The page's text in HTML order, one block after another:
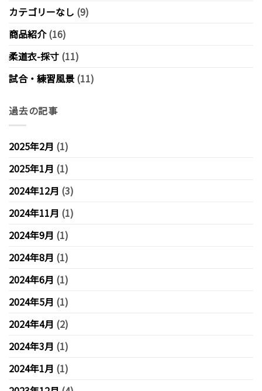
カテゴリーなし (9)
商品紹介(16)
柔道衣-採寸 (11)
試合・練習風景(11)
過去の記事
2025年2月 (1)
2025年1月 (1)
2024年12月 (3)
2024年11月 (1)
2024年9月 (1)
2024年8月 (1)
2024年6月 (1)
2024年5月 (1)
2024年4月 (2)
2024年3月 (1)
2024年1月 (1)